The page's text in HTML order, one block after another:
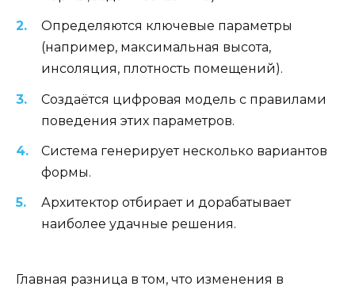
Определяются ключевые параметры
(например, максимальная высота,
инсоляция, плотность помещений).
Создаётся цифровая модель с правилами
поведения этих параметров.
Система генерирует несколько вариантов
формы.
Архитектор отбирает и дорабатывает
наиболее удачные решения.
Главная разница в том, что изменения в